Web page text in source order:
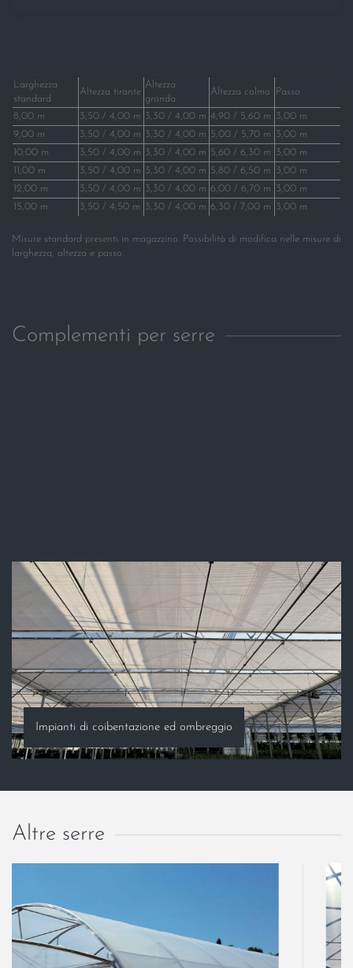
Larghezza
standard
Altezza tirante
Altezza
gronda
Altezza colmo Passo
8,00 m 3,50 / 4,00 m 3,30 / 4,00 m 4,90 / 5,60 m
3,00 m
9,00 m
3,50 / 4,00 m 3,30 / 4,00 m 5,00 / 5,70 m
3,00 m
10,00 m
3,50 / 4,00 m 3,30 / 4,00 m 5,60 / 6,30 m
3,00 m
11,00 m
3,50 / 4,00 m 3,30 / 4,00 m 5,80 / 6,50 m
3,00 m
12,00 m
3,50 / 4,00 m 3,30 / 4,00 m 6,00 / 6,70 m
3,00 m
15,00 m
3,50 / 4,50 m 3,30 / 4,00 m 6,30 / 7,00 m 3,00 m
Misure standard presenti in magazzino. Possibilità di modifica nelle misure di
larghezza, altezza e passo.
Complementi per serre
Impianti di coibentazione ed ombreggio
Altre serre